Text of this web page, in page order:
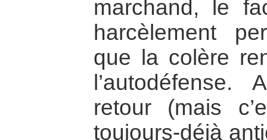
marchand, le
harcèlement
que la colère
l’autodéfense.
retour (mais
toujours-déjà